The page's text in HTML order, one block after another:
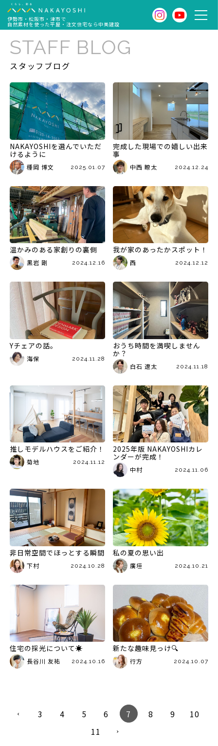
伊勢市・松阪市・津市で
自然素材を使った平屋・注文住宅なら中美建設
STAFF BLOG
スタッフブログ
NAKAYOSHIを選んでいただ
けるように
種岡 博文 2025.01.07
完成した現場での嬉しい出来
事
中西 瞭太 2024.12.24
温かみのある家創りの裏側
黒岩 剛 2024.12.16
我が家のあったかスポット！
西 2024.12.12
Yチェアの話。
海保 2024.11.28
おうち時間を満喫しません
か？
白石 遼太 2024.11.18
推しモデルハウスをご紹介！
菊地 2024.11.12
2025年版 NAKAYOSHIカレ
ンダーが完成！
中村 2024.11.06
非日常空間でほっとする瞬間
下村 2024.10.28
私の夏の思い出
廣垣 2024.10.21
住宅の採光について☀
長谷川 友祐 2024.10.16
新たな趣味見っけ🔍
行方 2024.10.07
3 4 5 6 7 8 9
10
11